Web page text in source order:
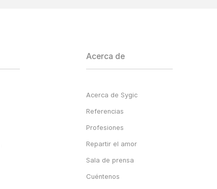
Acerca de
Acerca de Sygic
Referencias
Profesiones
Repartir el amor
Sala de prensa
Cuéntenos